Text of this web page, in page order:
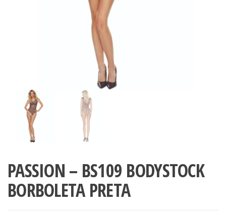
PASSION – BS109 BODYSTOCK
BORBOLETA PRETA